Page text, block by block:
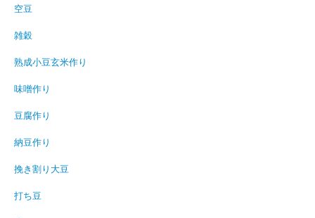
空豆
雑穀
熟成小豆玄米作り
味噌作り
豆腐作り
納豆作り
挽き割り大豆
打ち豆